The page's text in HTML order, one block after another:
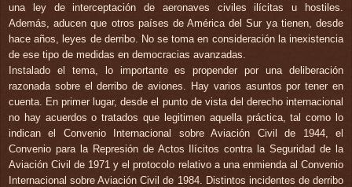
una ley de interceptación de aeronaves civiles ilícitas u hostiles.
Además, aducen que otros países de América del Sur ya tienen, desde
hace años, leyes de derribo. No se toma en consideración la inexistencia
de ese tipo de medidas en democracias avanzadas.
Instalado el tema, lo importante es propender por una deliberación
razonada sobre el derribo de aviones. Hay varios asuntos por tener en
cuenta. En primer lugar, desde el punto de vista del derecho internacional
no hay acuerdos o tratados que legitimen aquella práctica, tal como lo
indican el Convenio Internacional sobre Aviación Civil de 1944, el
Convenio para la Represión de Actos Ilícitos contra la Seguridad de la
Aviación Civil de 1971 y el protocolo relativo a una enmienda al Convenio
Internacional sobre Aviación Civil de 1984. Distintos incidentes de derribo